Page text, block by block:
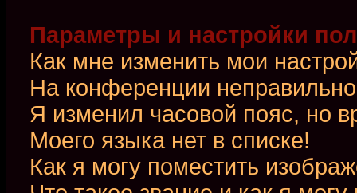
Параметры и настройки
Как мне изменить мои
На конференции
Я изменил часовой пояс, но
Моего языка нет в списке!
Как я могу поместить